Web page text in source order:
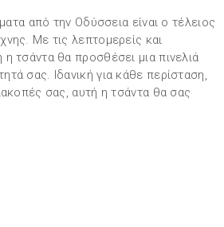
από την Οδύσσεια είναι ο τέλειος
Με τις λεπτομερείς και
τσάντα θα προσθέσει μια πινελιά
σας. Ιδανική για κάθε περίσταση,
σας, αυτή η τσάντα θα σας